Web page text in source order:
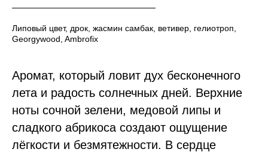
Липовый цвет, дрок, жасмин самбак, ветивер, гелиотроп,
Georgywood, Ambrofix
Аромат, который ловит дух бесконечного
лета и радость солнечных дней. Верхние
ноты сочной зелени, медовой липы и
сладкого абрикоса создают ощущение
лёгкости и безмятежности. В сердце